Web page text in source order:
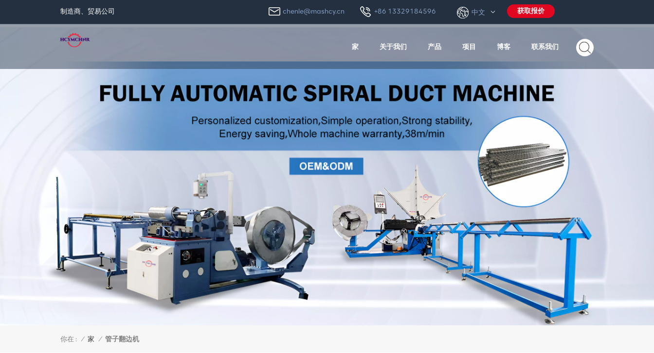
制造商、贸易公司 获取报价
中文
chenle@mashcy.cn +86 13329184596
家 关于我们 产品 项目 博客 联系我们
你在 : / 家 / 管子翻边机